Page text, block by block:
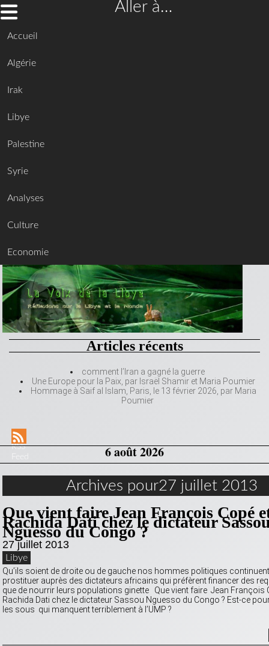
Aller à…
Accueil
Algérie
Irak
Libye
Palestine
Syrie
Analyses
Culture
Economie
Articles récents
comment l’Iran a gagné la guerre
Une Europe pour la Paix, par Israël Shamir et Maria Poumier
Hommage à Saif al Islam, Paris, le 13 février 2026, par Maria
Poumier
RSS
6 août 2026
Archives pour27 juillet 2013
Que vient faire Jean François Copé
Rachida Dati chez le dictateur
Nguesso du Congo ?
27 juillet 2013
Libye
Qu’ils soient de droite ou de gauche nos hommes politiques
prostituer auprès des dictateurs africains qui préfèrent financer des
que de nourrir leurs populations ginette Que vient faire Jean François
Rachida Dati chez le dictateur Sassou Nguesso du Congo ? Est-ce
les sous qui manquent terriblement à l’UMP ?